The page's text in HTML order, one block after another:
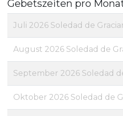
Gebetszeiten pro
Juli 2026 Soledad de
August 2026 Soledad de
September 2026 Soledad
Oktober 2026 Soledad de